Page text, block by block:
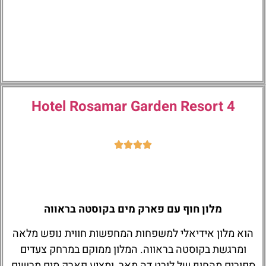
Hotel Rosamar Garden Resort 4
מלון חוף עם פארק מים בקוסטה בראווה
הוא מלון אידיאלי למשפחות המחפשות חווית נופש מלאה
ומרגשת בקוסטה בראווה. המלון ממוקם במרחק צעדים